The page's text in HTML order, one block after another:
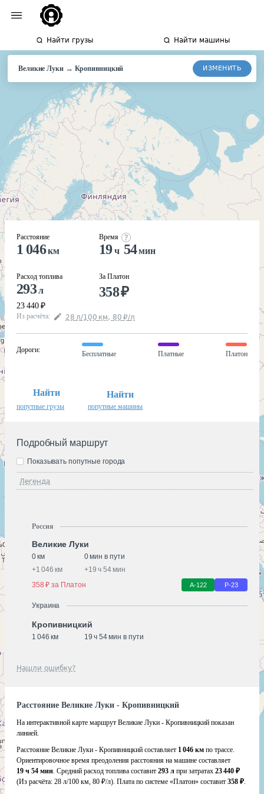
Найти грузы Найти машины
Великие Луки→ Кропивницкий ИЗМЕНИТЬ
Расстояние
1 046км
Расход топлива
293л
23 440 ₽
Время
19ч 54мин
За Платон
358₽
Из расчёта: 28 л/100 км, 80 ₽/л
Дороги:
Бесплатные Платные Платон
Найти
попутные грузы
Найти
попутные машины
Подробный маршрут
Легенда
Показывать попутные города
Россия
Великие Луки
0 км
0 мин в пути
+1 046 км +19 ч 54 мин
358 ₽ за Платон
А-122 Р-23
Украина
Кропивницкий
1 046 км 19 ч 54 мин в пути
Нашли ошибку?
Расстояние Великие Луки - Кропивницкий
На интерактивной карте маршрут Великие Луки - Кропивницкий показан
линией.
Расстояние Великие Луки - Кропивницкий составляет 1 046 км по трассе.
Ориентировочное время преодоления расстояния на машине составляет
19 ч 54 мин. Средний расход топлива составит 293 л при затратах 23 440 ₽
(Из расчёта: 28 л/100 км, 80 ₽/л). Плата по системе «Платон» составит 358 ₽.